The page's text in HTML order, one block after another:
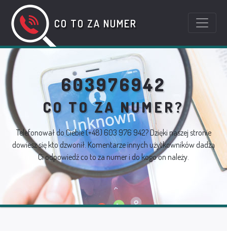
CO TO ZA NUMER
603976942
CO TO ZA NUMER?
Telefonował do Ciebie(+48) 603 976 942? Dzięki naszej stronie
dowiesz się kto dzwonił. Komentarze innych użytkowników dadzą
Ci odpowiedź co to za numer i do kogo on należy.